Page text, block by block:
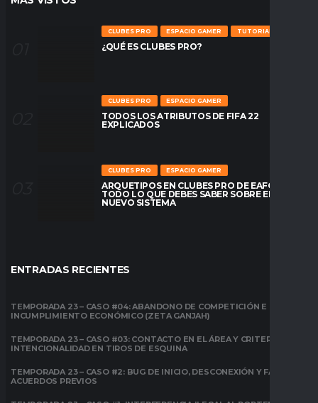
CLUBES PRO ESPACIO GAMER TUTORIALES
¿QUÉ ES CLUBES PRO?
CLUBES PRO ESPACIO GAMER
TODOS LOS ATRIBUTOS DE FIFA 22
EXPLICADOS
CLUBES PRO ESPACIO GAMER
ARQUETIPOS EN CLUBES PRO DE EAFC26:
TODO LO QUE DEBES SABER SOBRE EL
NUEVO SISTEMA
ENTRADAS RECIENTES
TEMPORADA 23 – CASO #04: ABANDONO DE COMPETICIÓN E
INCUMPLIMIENTO ECONÓMICO (ZETA GANJAH)
TEMPORADA 23 – CASO #03: CONTACTO EN EL ÁREA Y CRITERIO DE
INTENCIONALIDAD EN TIROS DE ESQUINA
TEMPORADA 23 – CASO #2: BUG DE INICIO, DESCONEXIÓN Y FALTA DE
ACUERDOS PREVIOS